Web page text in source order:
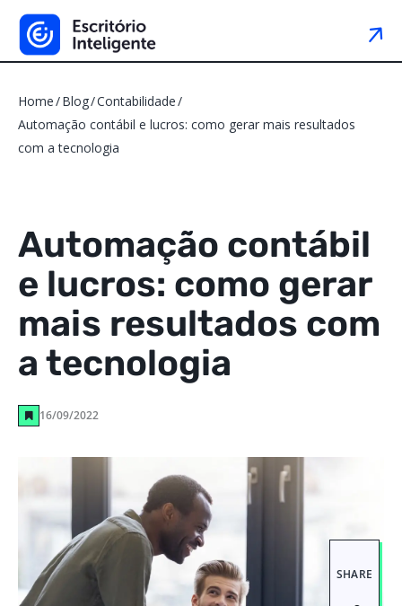
Home Blog Contabilidade
Automação contábil e lucros: como gerar mais resultados
com a tecnologia
Automação contábil
e lucros: como gerar
mais resultados com
a tecnologia
16/09/2022
SHARE